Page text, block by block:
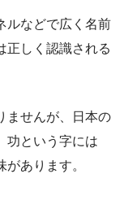
ルなどで広く名前
正しく認識される
ませんが、日本の
功という字には
があります。